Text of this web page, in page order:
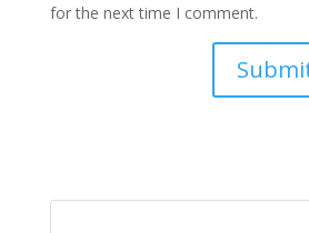
for the next time I comment.